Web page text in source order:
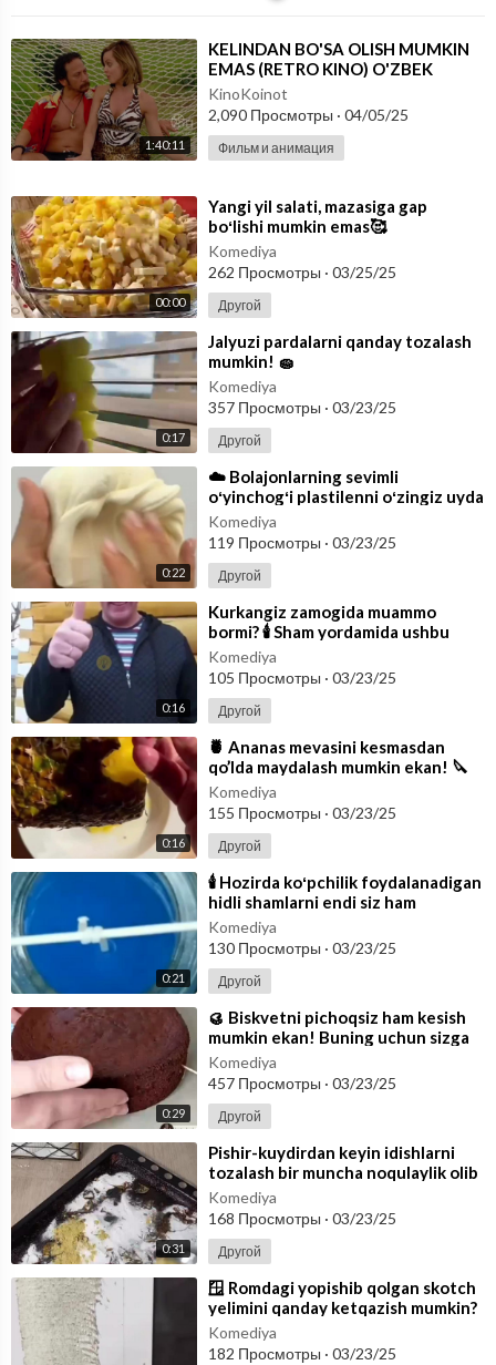
1:40:11
⁣KELINDAN BO'SA OLISH MUMKIN
EMAS (RETRO KINO) O'ZBEK
TILIDA
KinoKoinot
2,090 Просмотры · 04/05/25
Фильм и анимация
00:00
⁣Yangi yil salati, mazasiga gap
boʻlishi mumkin emas🥰
Komediya
262 Просмотры · 03/25/25
Другой
0:17
⁣Jalyuzi pardalarni qanday tozalash
mumkin! 🧽
Komediya
357 Просмотры · 03/23/25
Другой
0:22
⁣☁️ Bolajonlarning sevimli
oʻyinchogʻi plastilenni oʻzingiz uyda
tayyorlashingiz mumkin! Kraxmalga
s
Komediya
119 Просмотры · 03/23/25
Другой
0:16
⁣Kurkangiz zamogida muammo
bormi? 🕯 Sham yordamida ushbu
muammoda xalos bo’lishingiz
mumkin!
Komediya
105 Просмотры · 03/23/25
Другой
0:16
⁣🍍 Ananas mevasini kesmasdan
qo’lda maydalash mumkin ekan! 🔪
Siz hali ham ananasni pichoqda
kesib ma
Komediya
155 Просмотры · 03/23/25
Другой
0:21
⁣🕯 Hozirda koʻpchilik foydalanadigan
hidli shamlarni endi siz ham
tayyorlashingiz mumkin
Komediya
130 Просмотры · 03/23/25
Другой
0:29
⁣🥮 Biskvetni pichoqsiz ham kesish
mumkin ekan! Buning uchun sizga
ip va tish kavlagich kerak boʻladi
Komediya
457 Просмотры · 03/23/25
Другой
0:31
⁣Pishir-kuydirdan keyin idishlarni
tozalash bir muncha noqulaylik olib
kelishi mumkin!
Komediya
168 Просмотры · 03/23/25
Другой
⁣🪟 Romdagi yopishib qolgan skotch
yelimini qanday ketqazish mumkin?
Buning yoʻli juda ham oson! Siz
Komediya
182 Просмотры · 03/23/25